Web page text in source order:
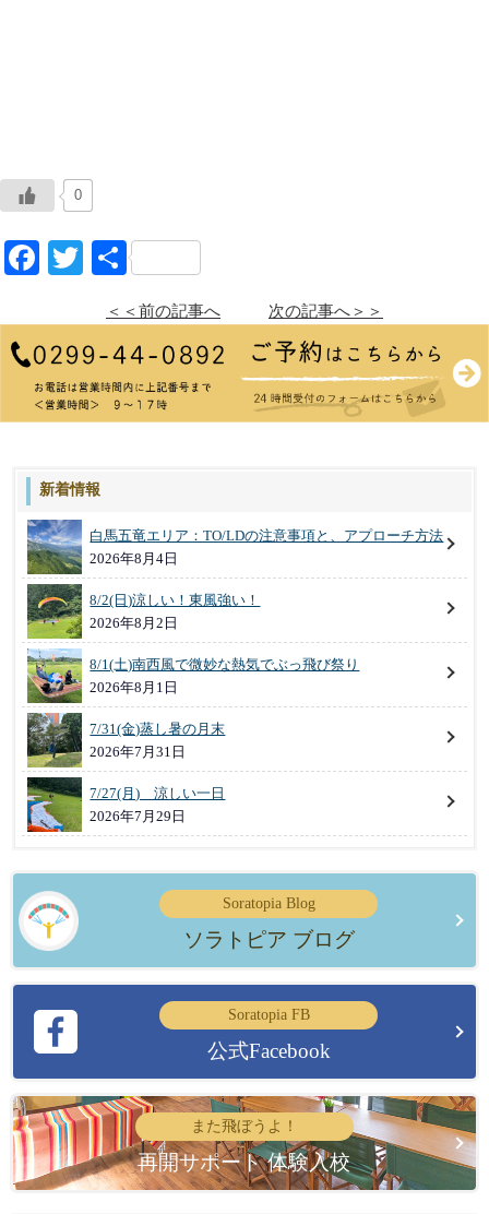
0
Facebook
Twitter
共
＜＜前の記事へ 次の記事へ＞＞
新着情報
白馬五竜エリア：TO/LDの注意事項と、アプローチ方法
2026年8月4日
8/2(日)涼しい！東風強い！
2026年8月2日
8/1(土)南西風で微妙な熱気でぶっ飛び祭り
2026年8月1日
7/31(金)蒸し暑の月末
2026年7月31日
7/27(月) 涼しい一日
2026年7月29日
Soratopia Blog
ソラトピア ブログ
Soratopia FB
公式Facebook
また飛ぼうよ！
再開サポート 体験入校